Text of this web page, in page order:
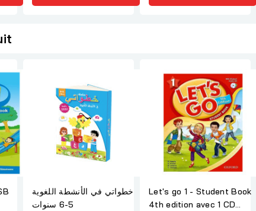
خطواتي في الأنشطة اللغوية
5-6 سنوات
Let's go 1 - Student Book
4th edition avec 1 CD